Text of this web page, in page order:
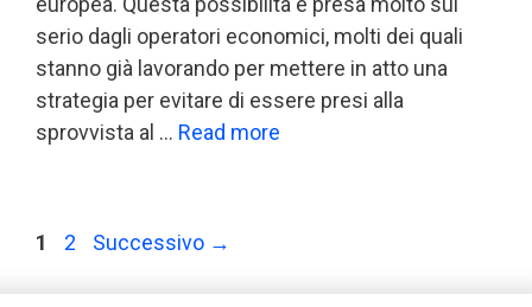
serio dagli operatori economici, molti dei quali
stanno già lavorando per mettere in atto una
strategia per evitare di essere presi alla
sprovvista al … Read more
1 2 Successivo →